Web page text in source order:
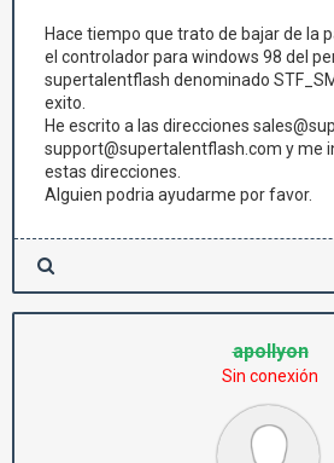
Hace tiempo que trato de bajar de la
el controlador para windows 98 del
supertalentflash denominado
exito.
He escrito a las direcciones
support@supertalentflash.com y me
estas direcciones.
Alguien podria ayudarme por favor.
apollyon
Sin conexión